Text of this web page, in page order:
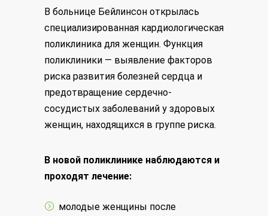
В больнице Бейлинсон открылась
специализированная кардиологическая
поликлиника для женщин. Функция
поликлиники — выявление факторов
риска развития болезней сердца и
предотвращение сердечно-
сосудистых заболеваний у здоровых
женщин, находящихся в группе риска.
В новой поликлинике наблюдаются и
проходят лечение:
молодые женщины после